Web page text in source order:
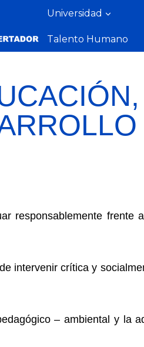
Universidad
Talento Humano
responsablemente
intervenir crítica y
– ambiental y la